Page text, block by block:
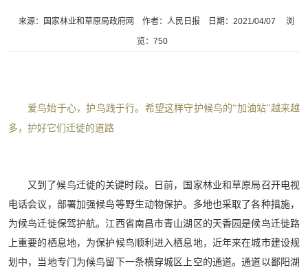
来源：国家林业和草原局政府网 作者：人民日报 日期：2021/04/07 浏
览： 750
爱鸟始于心，护鸟践于行。希望这样守护候鸟的“加油站”越来越
多，护好它们迁徙的道路
又到了候鸟迁徙的关键时段。日前，国家林业和草原局召开电视
电话会议，部署加强候鸟等野生动物保护。多地也采取了各种措施，
为候鸟迁徙保驾护航。江西省南昌市青山湖区的天香园是候鸟迁徙路
上重要的栖息地，为保护候鸟顺利进入栖息地，近年来在城市建设规
划中，当地专门为候鸟留下一条横穿城区上空的通道。通道以鄱阳湖